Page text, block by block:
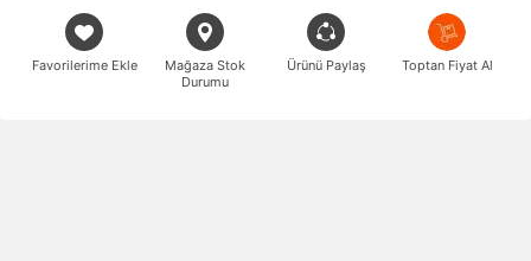
Favorilerime Ekle
Mağaza Stok
Durumu
Ürünü Paylaş Toptan Fiyat Al